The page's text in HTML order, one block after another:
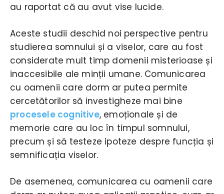
au raportat că au avut vise lucide.
Aceste studii deschid noi perspective pentru
studierea somnului și a viselor, care au fost
considerate mult timp domenii misterioase și
inaccesibile ale minții umane. Comunicarea
cu oamenii care dorm ar putea permite
cercetătorilor să investigheze mai bine
procesele cognitive, emoționale și de
memorie care au loc în timpul somnului,
precum și să testeze ipoteze despre funcția și
semnificația viselor.
De asemenea, comunicarea cu oamenii care